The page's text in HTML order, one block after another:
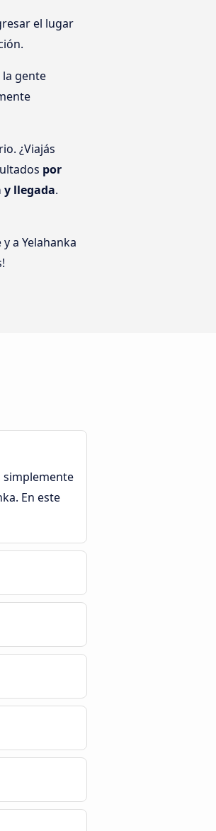
el lugar
la gente
¿Viajás
por
y llegada.
a Yelahanka
simplemente
En este